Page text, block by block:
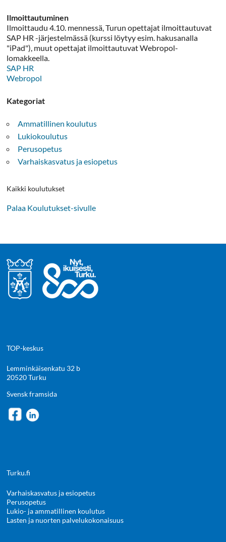
Ilmoittautuminen
Ilmoittaudu 4.10. mennessä, Turun opettajat ilmoittautuvat
SAP HR -järjestelmässä (kurssi löytyy esim. hakusanalla
"iPad"), muut opettajat ilmoittautuvat Webropol-
lomakkeella.
SAP HR
Webropol
Kategoriat
Ammatillinen koulutus
Lukiokoulutus
Perusopetus
Varhaiskasvatus ja esiopetus
Kaikki koulutukset
Palaa Koulutukset-sivulle
TOP-keskus
Lemminkäisenkatu 32 b
20520 Turku
Svensk framsida
Turku.fi
Varhaiskasvatus ja esiopetus
Perusopetus
Lukio- ja ammatillinen koulutus
Lasten ja nuorten palvelukokonaisuus